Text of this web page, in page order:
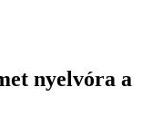
nyelvóra a